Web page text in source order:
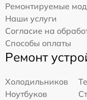
Ремонтируемые
Наши услуги
Согласие на
Способы оплаты
Ремонт
Холодильников
Ноутбуков